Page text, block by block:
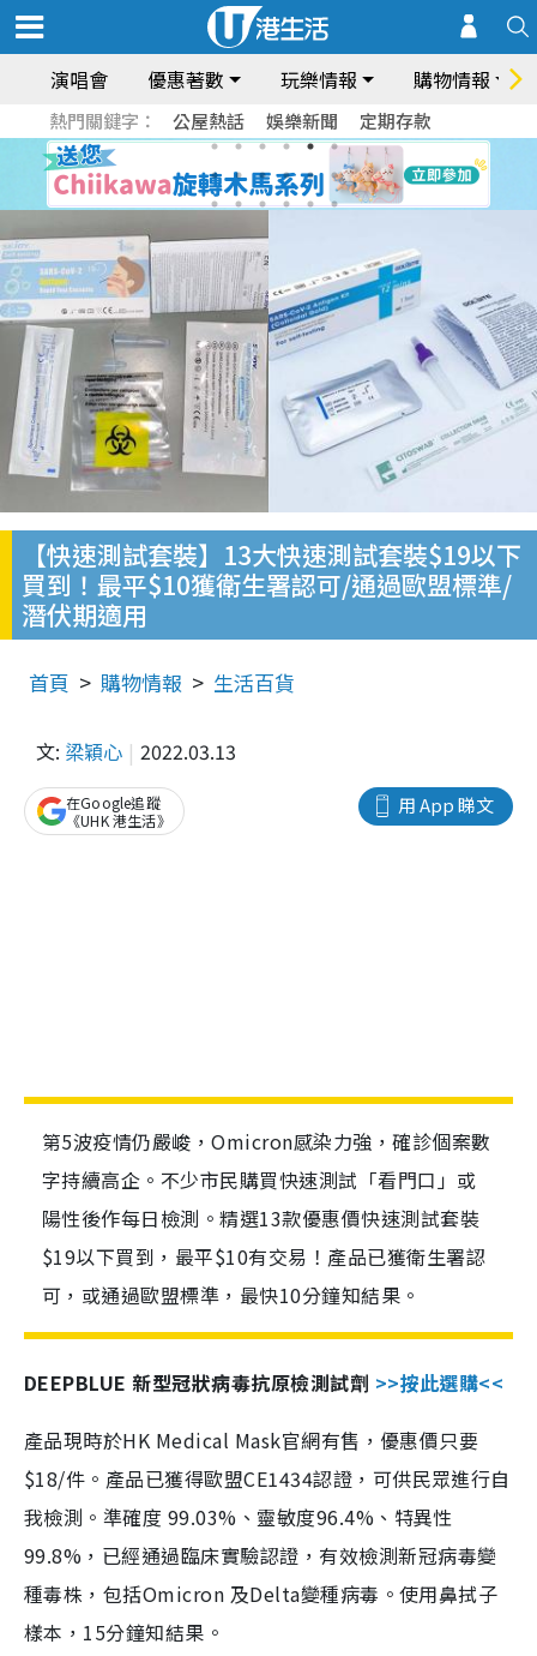
演唱會 優惠著數 玩樂情報 購物情報
熱門關鍵字： 公屋熱話 娛樂新聞 定期存款
【快速測試套裝】13大快速測試套裝$19以下
買到！最平$10獲衛生署認可/通過歐盟標準/
潛伏期適用
首頁 購物情報 生活百貨
文: 梁穎心 2022.03.13
用 App 睇文
在Google追蹤
《UHK 港生活》
第5波疫情仍嚴峻，Omicron感染力強，確診個案數
字持續高企。不少市民購買快速測試「看門口」或
陽性後作每日檢測。精選13款優惠價快速測試套裝
$19以下買到，最平$10有交易！產品已獲衛生署認
可，或通過歐盟標準，最快10分鐘知結果。
DEEPBLUE 新型冠狀病毒抗原檢測試劑 >>按此選購<<
產品現時於HK Medical Mask官網有售，優惠價只要
$18/件。產品已獲得歐盟CE1434認證，可供民眾進行自
我檢測。準確度 99.03%、靈敏度96.4%、特異性
99.8%，已經通過臨床實驗認證，有效檢測新冠病毒變
種毒株，包括Omicron 及Delta變種病毒。使用鼻拭子
樣本，15分鐘知結果。